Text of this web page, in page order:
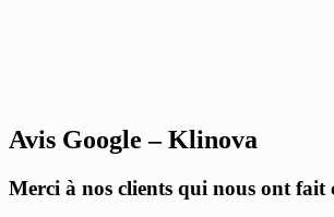
Avis Google – Klinova
Merci à nos clients qui nous ont fait